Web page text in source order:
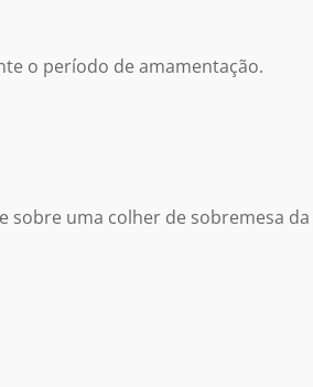
o período de amamentação.
sobre uma colher de sobremesa